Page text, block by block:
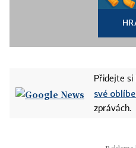
Přidejte si
své
zprávách.